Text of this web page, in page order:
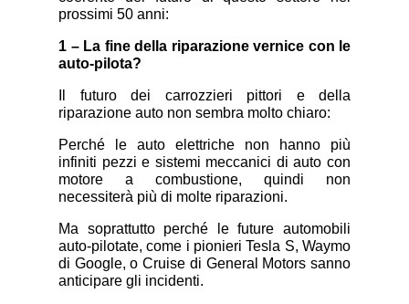
prossimi 50 anni:
1 – La fine della riparazione vernice con le
auto-pilota?
Il futuro dei carrozzieri pittori e della
riparazione auto non sembra molto chiaro:
Perché le auto elettriche non hanno più
infiniti pezzi e sistemi meccanici di auto con
motore a combustione, quindi non
necessiterà più di molte riparazioni.
Ma soprattutto perché le future automobili
auto-pilotate, come i pionieri Tesla S, Waymo
di Google, o Cruise di General Motors sanno
anticipare gli incidenti.